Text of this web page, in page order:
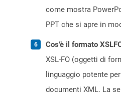
come mostra
PPT che si apre in
Cos'è il formato
XSL-FO (oggetti di
linguaggio potente
documenti XML. La